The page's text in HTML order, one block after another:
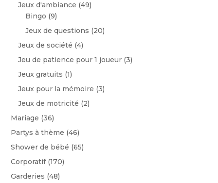
Jeux d'ambiance (49)
Bingo (9)
Jeux de questions (20)
Jeux de société (4)
Jeu de patience pour 1 joueur (3)
Jeux gratuits (1)
Jeux pour la mémoire (3)
Jeux de motricité (2)
Mariage (36)
Partys à thème (46)
Shower de bébé (65)
Corporatif (170)
Garderies (48)